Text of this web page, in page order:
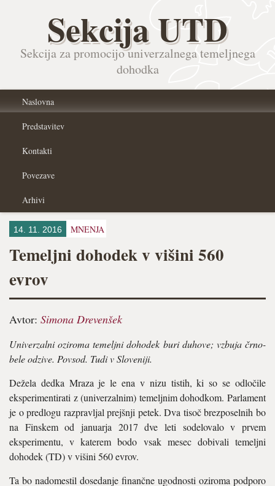
Sekcija UTD
Sekcija za promocijo univerzalnega temeljnega
dohodka
Naslovna
Predstavitev
Kontakti
Povezave
Arhivi
14. 11. 2016 MNENJA
Temeljni dohodek v višini 560
evrov
Avtor: Simona Drevenšek
Univerzalni oziroma temeljni dohodek buri duhove; vzbuja črno-
bele odzive. Povsod. Tudi v Sloveniji.
Dežela dedka Mraza je le ena v nizu tistih, ki so se odločile
eksperimentirati z (univerzalnim) temeljnim dohodkom. Parlament
je o predlogu razpravljal prejšnji petek. Dva tisoč brezposelnih bo
na Finskem od januarja 2017 dve leti sodelovalo v prvem
eksperimentu, v katerem bodo vsak mesec dobivali temeljni
dohodek (TD) v višini 560 evrov.
Ta bo nadomestil dosedanje finančne ugodnosti oziroma podporo